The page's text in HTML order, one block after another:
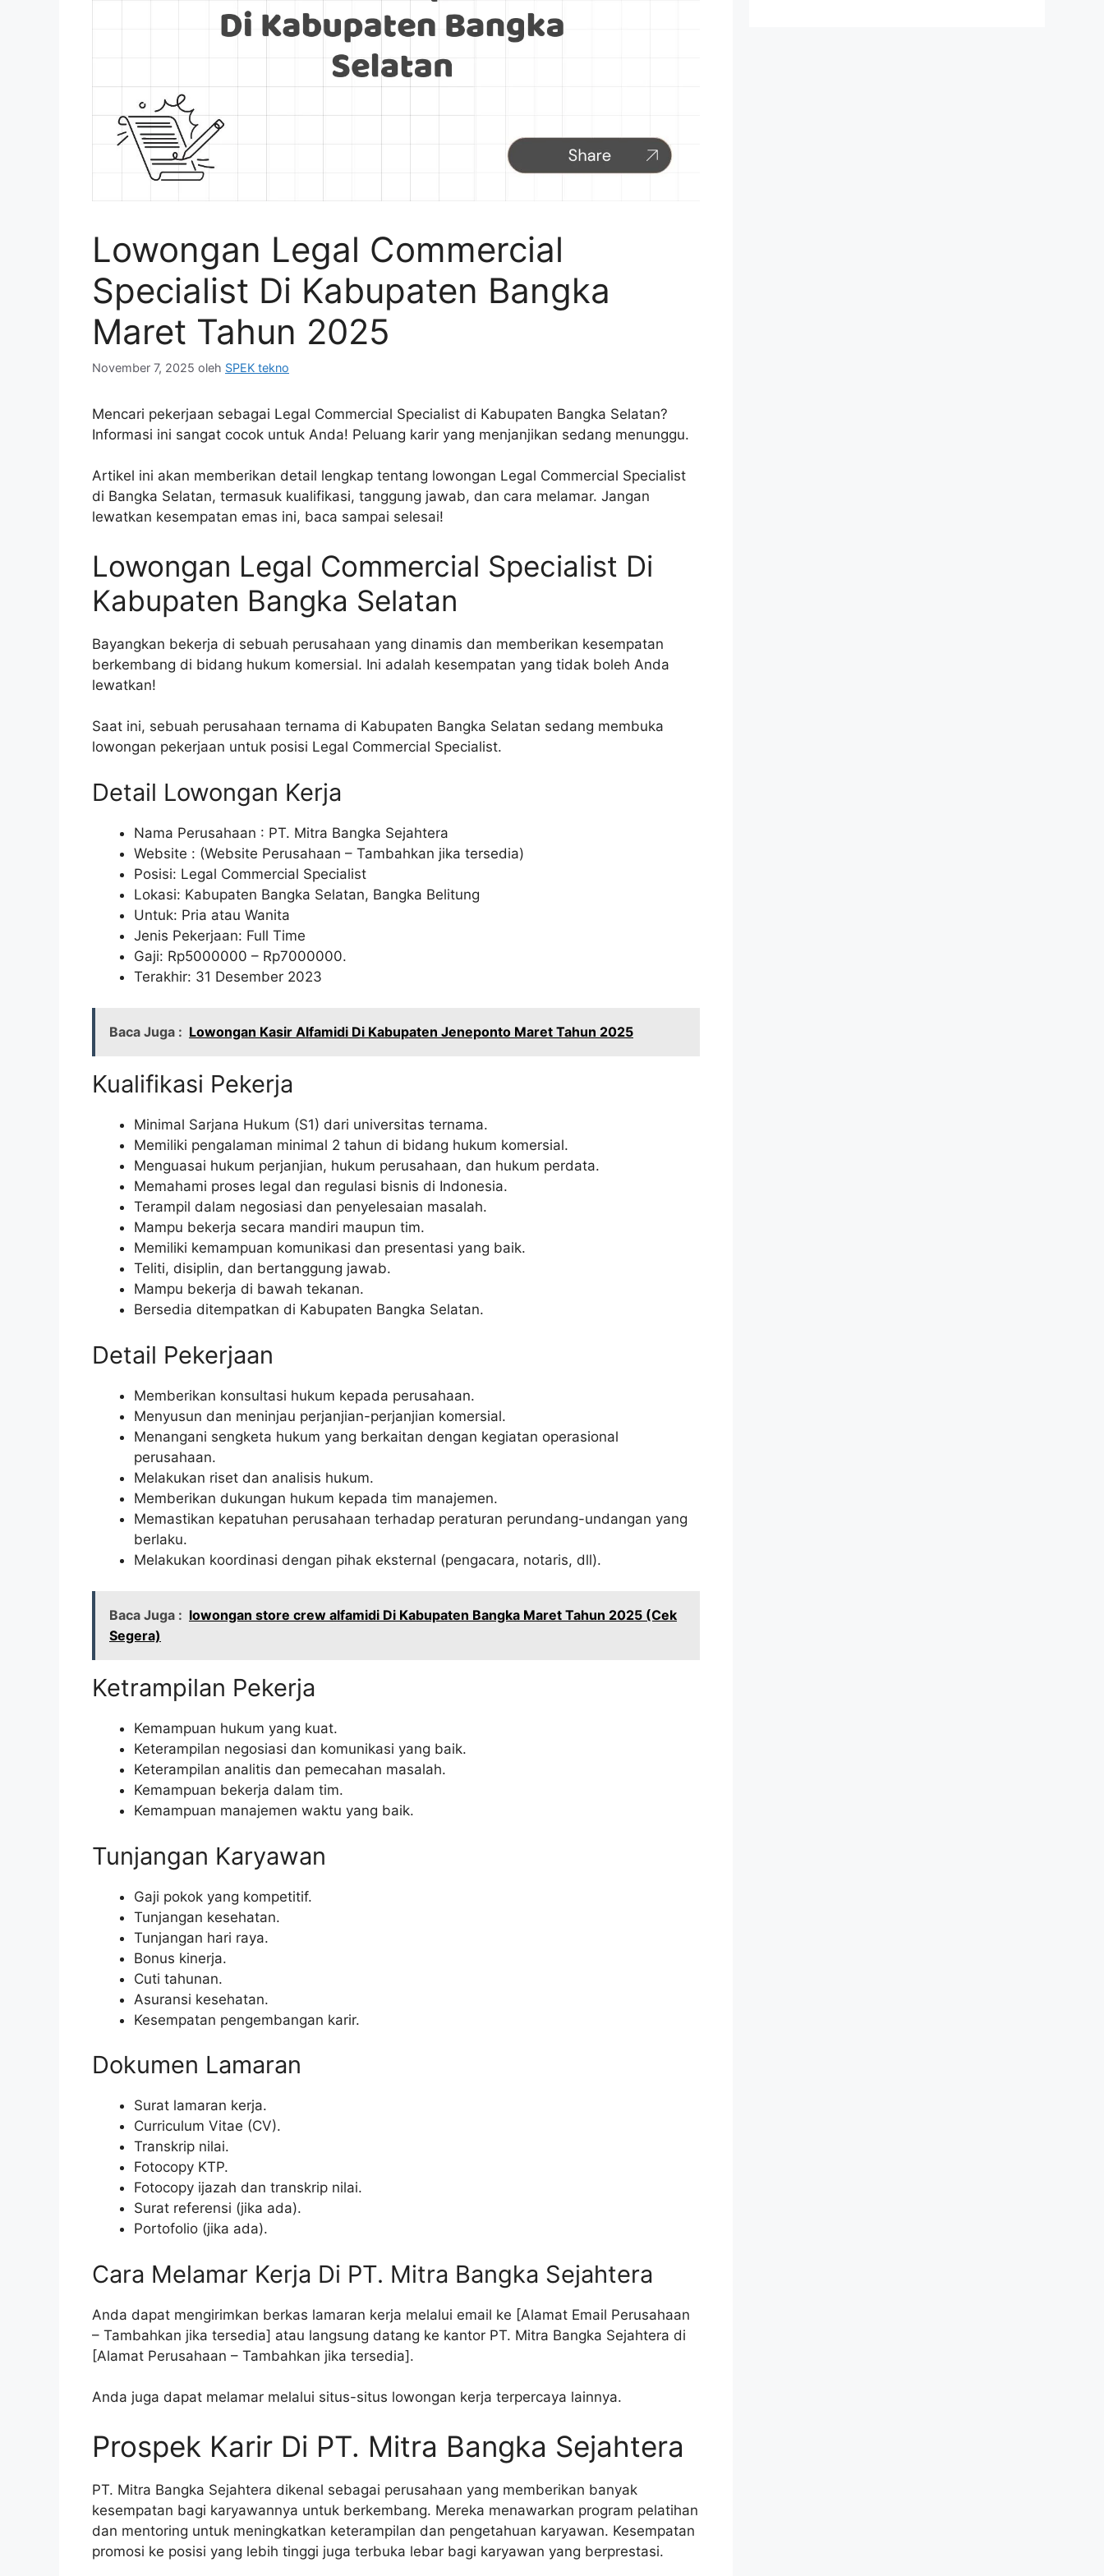
Lowongan Legal Commercial
Specialist Di Kabupaten Bangka
Maret Tahun 2025
November 7, 2025 oleh SPEK tekno
Mencari pekerjaan sebagai Legal Commercial Specialist di Kabupaten Bangka Selatan?
Informasi ini sangat cocok untuk Anda! Peluang karir yang menjanjikan sedang menunggu.
Artikel ini akan memberikan detail lengkap tentang lowongan Legal Commercial Specialist
di Bangka Selatan, termasuk kualifikasi, tanggung jawab, dan cara melamar. Jangan
lewatkan kesempatan emas ini, baca sampai selesai!
Lowongan Legal Commercial Specialist Di
Kabupaten Bangka Selatan
Bayangkan bekerja di sebuah perusahaan yang dinamis dan memberikan kesempatan
berkembang di bidang hukum komersial. Ini adalah kesempatan yang tidak boleh Anda
lewatkan!
Saat ini, sebuah perusahaan ternama di Kabupaten Bangka Selatan sedang membuka
lowongan pekerjaan untuk posisi Legal Commercial Specialist.
Detail Lowongan Kerja
Nama Perusahaan : PT. Mitra Bangka Sejahtera
Website : (Website Perusahaan – Tambahkan jika tersedia)
Posisi: Legal Commercial Specialist
Lokasi: Kabupaten Bangka Selatan, Bangka Belitung
Untuk: Pria atau Wanita
Jenis Pekerjaan: Full Time
Gaji: Rp5000000 – Rp7000000.
Terakhir: 31 Desember 2023
Baca Juga : Lowongan Kasir Alfamidi Di Kabupaten Jeneponto Maret Tahun 2025
Kualifikasi Pekerja
Minimal Sarjana Hukum (S1) dari universitas ternama.
Memiliki pengalaman minimal 2 tahun di bidang hukum komersial.
Menguasai hukum perjanjian, hukum perusahaan, dan hukum perdata.
Memahami proses legal dan regulasi bisnis di Indonesia.
Terampil dalam negosiasi dan penyelesaian masalah.
Mampu bekerja secara mandiri maupun tim.
Memiliki kemampuan komunikasi dan presentasi yang baik.
Teliti, disiplin, dan bertanggung jawab.
Mampu bekerja di bawah tekanan.
Bersedia ditempatkan di Kabupaten Bangka Selatan.
Detail Pekerjaan
Memberikan konsultasi hukum kepada perusahaan.
Menyusun dan meninjau perjanjian-perjanjian komersial.
Menangani sengketa hukum yang berkaitan dengan kegiatan operasional
perusahaan.
Melakukan riset dan analisis hukum.
Memberikan dukungan hukum kepada tim manajemen.
Memastikan kepatuhan perusahaan terhadap peraturan perundang-undangan yang
berlaku.
Melakukan koordinasi dengan pihak eksternal (pengacara, notaris, dll).
Baca Juga : lowongan store crew alfamidi Di Kabupaten Bangka Maret Tahun 2025 (Cek
Segera)
Ketrampilan Pekerja
Kemampuan hukum yang kuat.
Keterampilan negosiasi dan komunikasi yang baik.
Keterampilan analitis dan pemecahan masalah.
Kemampuan bekerja dalam tim.
Kemampuan manajemen waktu yang baik.
Tunjangan Karyawan
Gaji pokok yang kompetitif.
Tunjangan kesehatan.
Tunjangan hari raya.
Bonus kinerja.
Cuti tahunan.
Asuransi kesehatan.
Kesempatan pengembangan karir.
Dokumen Lamaran
Surat lamaran kerja.
Curriculum Vitae (CV).
Transkrip nilai.
Fotocopy KTP.
Fotocopy ijazah dan transkrip nilai.
Surat referensi (jika ada).
Portofolio (jika ada).
Cara Melamar Kerja Di PT. Mitra Bangka Sejahtera
Anda dapat mengirimkan berkas lamaran kerja melalui email ke [Alamat Email Perusahaan
– Tambahkan jika tersedia] atau langsung datang ke kantor PT. Mitra Bangka Sejahtera di
[Alamat Perusahaan – Tambahkan jika tersedia].
Anda juga dapat melamar melalui situs-situs lowongan kerja terpercaya lainnya.
Prospek Karir Di PT. Mitra Bangka Sejahtera
PT. Mitra Bangka Sejahtera dikenal sebagai perusahaan yang memberikan banyak
kesempatan bagi karyawannya untuk berkembang. Mereka menawarkan program pelatihan
dan mentoring untuk meningkatkan keterampilan dan pengetahuan karyawan. Kesempatan
promosi ke posisi yang lebih tinggi juga terbuka lebar bagi karyawan yang berprestasi.